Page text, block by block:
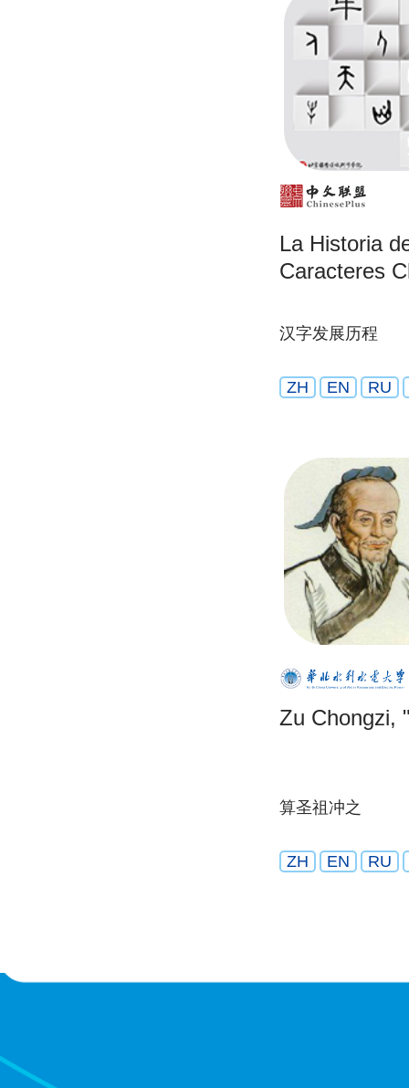
La Historia
Caracteres
汉字发展历程
ZH EN RU
Zu Chongzi,
算圣祖冲之
ZH EN RU